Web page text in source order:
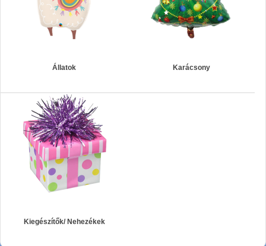
Állatok Karácsony
Kiegészítők/ Nehezékek